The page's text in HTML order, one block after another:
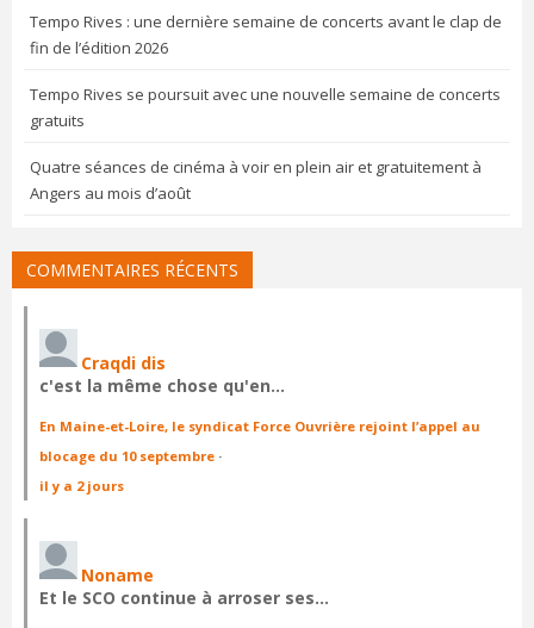
Tempo Rives : une dernière semaine de concerts avant le clap de
fin de l’édition 2026
Tempo Rives se poursuit avec une nouvelle semaine de concerts
gratuits
Quatre séances de cinéma à voir en plein air et gratuitement à
Angers au mois d’août
COMMENTAIRES RÉCENTS
Craqdi dis
c'est la même chose qu'en…
En Maine-et-Loire, le syndicat Force Ouvrière rejoint l’appel au
blocage du 10 septembre ·
il y a 2 jours
Noname
Et le SCO continue à arroser ses…